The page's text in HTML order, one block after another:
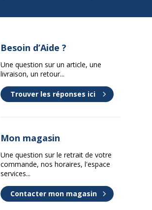
Besoin d’Aide ?
Une question sur un article, une
livraison, un retour...
Trouver les réponses ici
Mon magasin
Une question sur le retrait de votre
commande, nos horaires, l'espace
services...
Contacter mon magasin